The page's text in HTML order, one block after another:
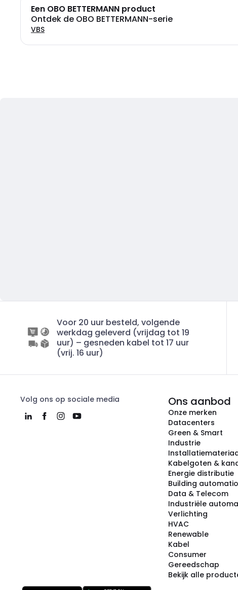
Een OBO BETTERMANN product
Ontdek de OBO BETTERMANN-serie
VBS
Voor 20 uur besteld, volgende
werkdag geleverd (vrijdag tot 19
uur) – gesneden kabel tot 17 uur
(vrij. 16 uur)
Volg ons op sociale media Ons aanbod
Onze merken
Datacenters
Green & Smart
Industrie
Kabelgoten &
Energie distributie
Building
Data & Telecom
Industriële
Verlichting
HVAC
Renewable
Kabel
Consumer
Gereedschap
Bekijk alle